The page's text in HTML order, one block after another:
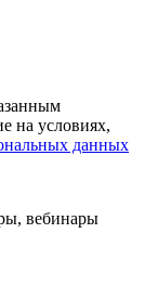
на условиях,
данных
вебинары